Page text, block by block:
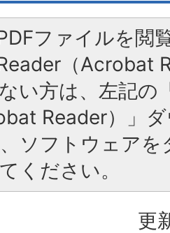
ファイルを閲
（Acrobat
い方は、左記の
Reader）」
ソフトウェア
ください。
更